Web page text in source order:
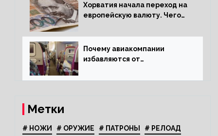
Хорватия начала переход на
европейскую валюту. Чего
Почему авиакомпании
избавляются от
Метки
# НОЖИ # ОРУЖИЕ # ПАТРОНЫ # РЕЛОАД